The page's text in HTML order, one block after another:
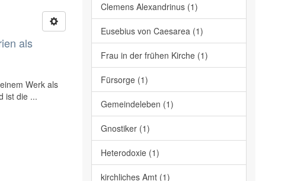
als
Werk als
ist die ...
Clemens Alexandrinus (1)
Eusebius von Caesarea (1)
Frau in der frühen Kirche (1)
Fürsorge (1)
Gemeindeleben (1)
Gnostiker (1)
Heterodoxie (1)
kirchliches Amt (1)